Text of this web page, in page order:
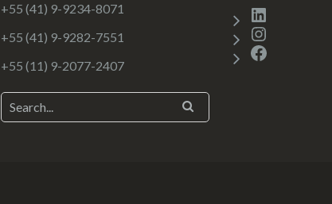
+55 (41) 9-9234-8071
+55 (41) 9-9282-7551
+55 (11) 9-2077-2407
LinkedIn
Instagram
Facebook